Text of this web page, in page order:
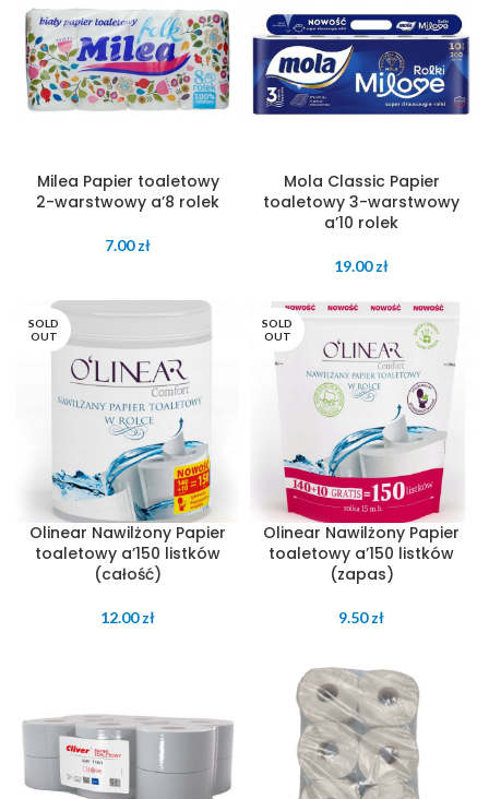
Milea Papier toaletowy
2-warstwowy a’8 rolek
7.00zł
Mola Classic Papier
toaletowy 3-warstwowy
a’10 rolek
19.00zł
SOLD
OUT
Olinear Nawilżony Papier
toaletowy a’150 listków
(całość)
12.00zł
SOLD
OUT
Olinear Nawilżony Papier
toaletowy a’150 listków
(zapas)
9.50zł